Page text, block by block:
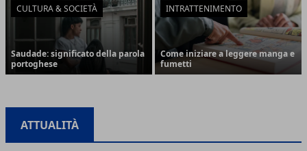
CULTURA & SOCIETÀ
Saudade: significato della parola
portoghese
INTRATTENIMENTO
Come iniziare a leggere manga e
fumetti
ATTUALITÀ